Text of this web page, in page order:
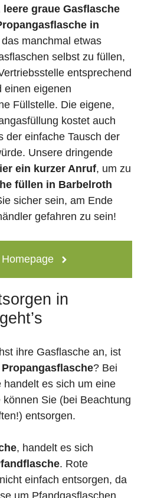
leere graue Gasflasche
in
manchmal etwas
selbst zu füllen,
entsprechend
einen eigenen
Füllstelle. Die eigene,
kostet auch
der einfache Tausch der
Unsere dringende
ein kurzer Anruf, um zu
füllen in Barbelroth
sicher sein, am Ende
gefahren zu sein!
in
ihre Gasflasche an, ist
Propangasflasche? Bei
es sich um eine
Sie (bei Beachtung
entsorgen.
, handelt es sich
. Rote
einfach entsorgen, da